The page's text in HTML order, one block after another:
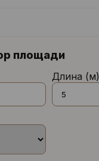
площади
Длина (м)